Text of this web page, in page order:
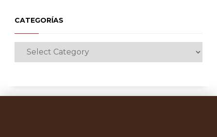
CATEGORÍAS